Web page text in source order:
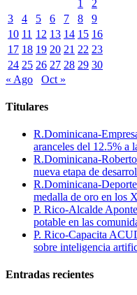
1
2
3
4 5 6 7 8
9
10 11 12 13 14 15 16
17 18 19 20 21 22 23
24 25 26 27 28 29 30
« Ago
Oct »
Titulares
R.Dominicana-
aranceles del 12.5% a
R.Dominicana-
nueva etapa de
R.Dominicana-
medalla de oro en los
P. Rico-Alcalde
potable en las
P. Rico-Capacita
sobre inteligencia
Entradas recientes